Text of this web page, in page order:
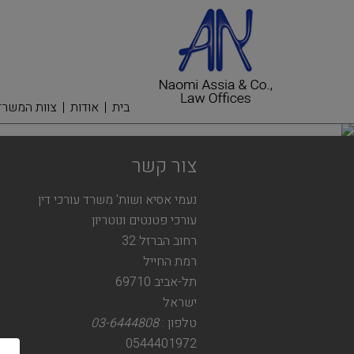
בית אודות צוות
צור קשר
נעמי אסיא ושות' משרד עורכי דין
עורכי פטנטים ונוטריון
רחוב הברזל 32
רמת החייל
תל-אביב 69710
ישראל
טלפון :03-6444808
0544401972